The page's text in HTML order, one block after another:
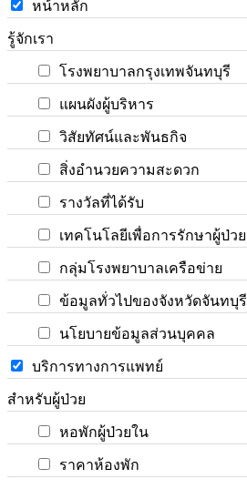
หน้าหลัก
รู้จักเรา
โรงพยาบาลกรุงเทพจันทบุรี
แผนผังผู้บริหาร
วิสัยทัศน์และพันธกิจ
สิ่งอำนวยความสะดวก
รางวัลที่ได้รับ
เทคโนโลยีเพื่อการรักษาผู้ป่วย
กลุ่มโรงพยาบาลเครือข่าย
ข้อมูลทั่วไปของจังหวัดจันทบุรี
นโยบายข้อมูลส่วนบุคคล
บริการทางการแพทย์
สำหรับผู้ป่วย
หอพักผู้ป่วยใน
ราคาห้องพัก